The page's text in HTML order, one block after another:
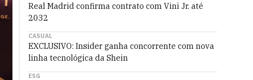
Real Madrid confirma contrato com Vini Jr. até
2032
CASUAL
EXCLUSIVO: Insider ganha concorrente com nova
linha tecnológica da Shein
ESG